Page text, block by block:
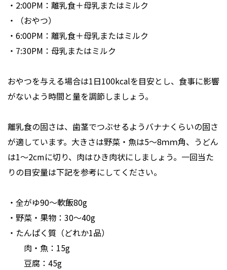
・2:00PM：離乳食＋母乳またはミルク
・（おやつ）
・6:00PM：離乳食＋母乳またはミルク
・7:30PM：母乳またはミルク
おやつを与える場合は1日100kcalを目安とし、食事に影響
がないよう時間と量を調節しましょう。
離乳食の固さは、歯茎でつぶせるようバナナくらいの固さ
が適しています。大きさは野菜・魚は5～8ｍｍ角、うどん
は1～2cmに切り、肉はひき肉状にしましょう。一回当た
りの目安量は下記を参考にしてください。
・全がゆ90～軟飯80g
・野菜・果物：30～40g
・たんぱく質（どれか1品）
肉・魚：15g
豆腐：45g